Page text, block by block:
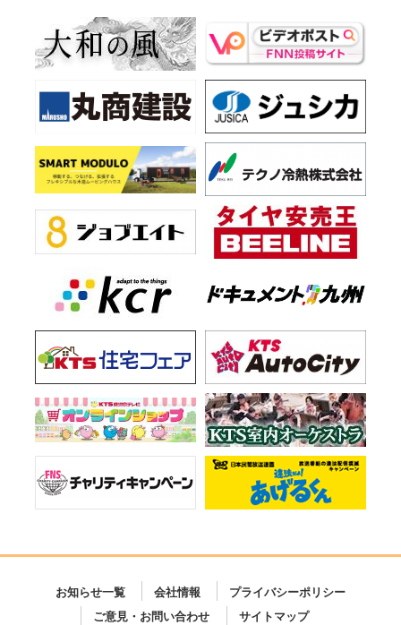
お知らせ一覧 会社情報
プライバシーポリシー
ご意見・お問い合わせ
サイトマップ